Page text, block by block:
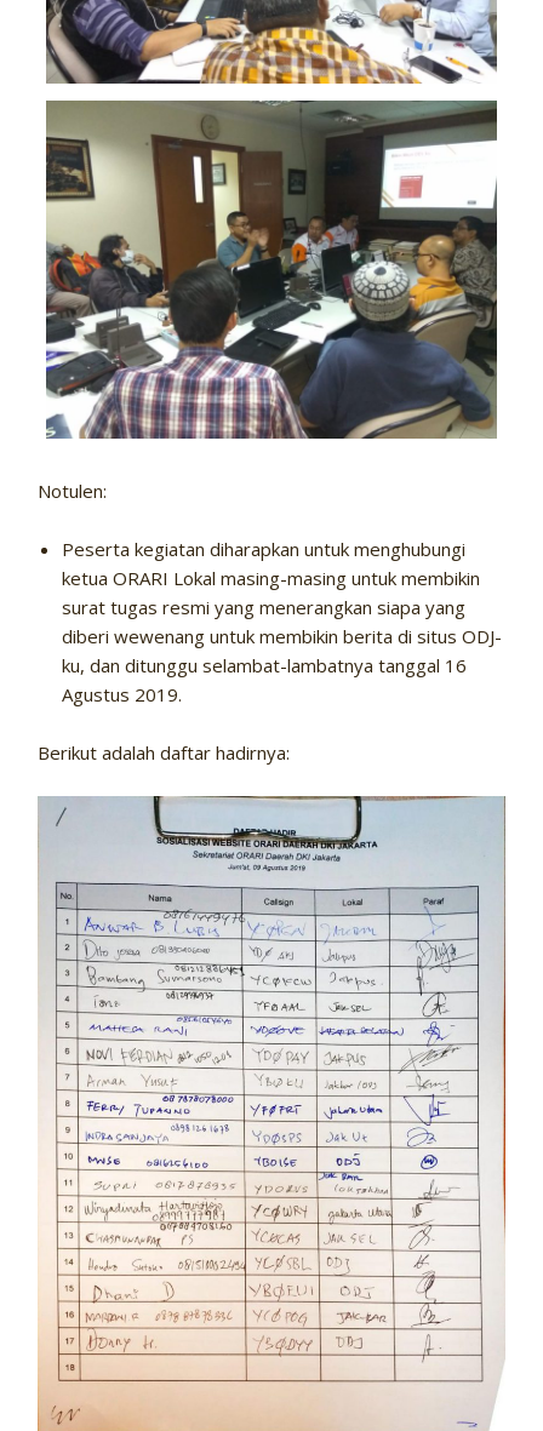
Notulen:
Peserta kegiatan diharapkan untuk menghubungi
ketua ORARI Lokal masing-masing untuk membikin
surat tugas resmi yang menerangkan siapa yang
diberi wewenang untuk membikin berita di situs ODJ-
ku, dan ditunggu selambat-lambatnya tanggal 16
Agustus 2019.
Berikut adalah daftar hadirnya: